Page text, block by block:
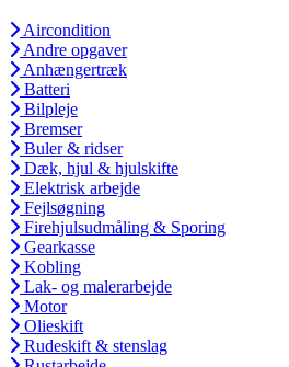
Aircondition
Andre opgaver
Anhængertræk
Batteri
Bilpleje
Bremser
Buler & ridser
Dæk, hjul & hjulskifte
Elektrisk arbejde
Fejlsøgning
Firehjulsudmåling & Sporing
Gearkasse
Kobling
Lak- og malerarbejde
Motor
Olieskift
Rudeskift & stenslag